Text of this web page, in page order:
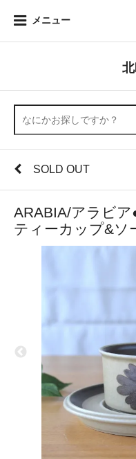
メニュー
SOLD OUT
ARABIA/アラビ
ティーカップ&